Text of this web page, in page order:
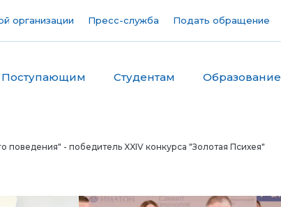
организации Пресс-служба Подать обращение
Поступающим Студентам Образование
поведения" - победитель XXIV конкурса "Золотая Психея"